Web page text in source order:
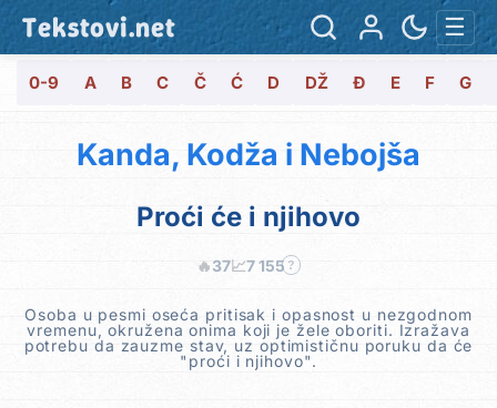
Tekstovi.net ☰
0-9 A B C Č Ć D DŽ Đ E F G
Kanda, Kodža i Nebojša
Proći će i njihovo
🔥37📈7 155 ?
Osoba u pesmi oseća pritisak i opasnost u nezgodnom
vremenu, okružena onima koji je žele oboriti. Izražava
potrebu da zauzme stav, uz optimističnu poruku da će
"proći i njihovo".